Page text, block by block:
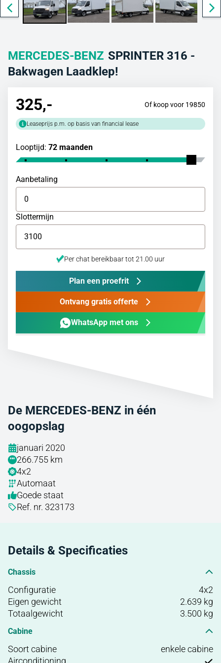
MERCEDES-BENZ SPRINTER 316 -
Bakwagen Laadklep!
De MERCEDES-BENZ in één
oogopslag
januari 2020
266.755 km
4x2
Automaat
Goede staat
Ref. nr. 323173
Details & Specificaties
Chassis
Configuratie
4x2
Eigen gewicht
2.639 kg
Totaalgewicht
3.500 kg
Cabine
Soort cabine
enkele cabine
Airconditioning
325,- Of koop voor 19850
Leaseprijs p.m. op basis van financial lease
Looptijd: 72 maanden
Aanbetaling
Slottermijn
Per chat bereikbaar tot 21.00 uur
Plan een proefrit
Ontvang gratis offerte
WhatsApp met ons